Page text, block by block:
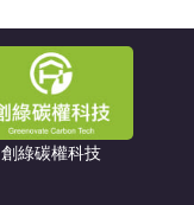
點燈關懷教育協會